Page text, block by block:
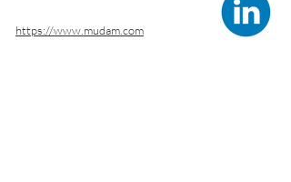
https://www.mudam.com